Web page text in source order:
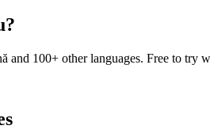
and 100+ other languages. Free to try